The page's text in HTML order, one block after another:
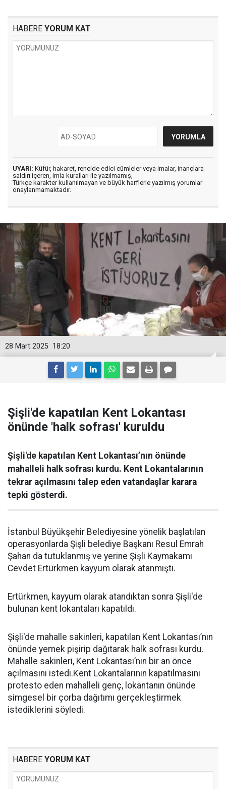
HABERE YORUM KAT
UYARI: Küfür, hakaret, rencide edici cümleler veya imalar, inançlara
saldırı içeren, imla kuralları ile yazılmamış,
Türkçe karakter kullanılmayan ve büyük harflerle yazılmış yorumlar
onaylanmamaktadır.
18:20
28 Mart 2025
Şişli'de kapatılan Kent Lokantası
önünde 'halk sofrası' kuruldu
Şişli'de kapatılan Kent Lokantası’nın önünde
mahalleli halk sofrası kurdu. Kent Lokantalarının
tekrar açılmasını talep eden vatandaşlar karara
tepki gösterdi.
İstanbul Büyükşehir Belediyesine yönelik başlatılan
operasyonlarda Şişli belediye Başkanı Resul Emrah
Şahan da tutuklanmış ve yerine Şişli Kaymakamı
Cevdet Ertürkmen kayyum olarak atanmıştı.
Ertürkmen, kayyum olarak atandıktan sonra Şişli'de
bulunan kent lokantaları kapatıldı.
Şişli'de mahalle sakinleri, kapatılan Kent Lokantası’nın
önünde yemek pişirip dağıtarak halk sofrası kurdu.
Mahalle sakinleri, Kent Lokantası’nın bir an önce
açılmasını istedi.Kent Lokantalarının kapatılmasını
protesto eden mahalleli genç, lokantanın önünde
simgesel bir çorba dağıtımı gerçekleştirmek
istediklerini söyledi.
HABERE YORUM KAT